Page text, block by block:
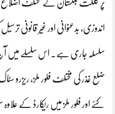
پر گلگت بلتستان کے مختلف اضلاع
اندوزی، بدعنوانی اور غیر قانونی
سلسلہ جاری ہے۔ اس سلسلے میں آج
ضلع غذر کی مختلف فلور ملز،
کئے اور فلور ملز میں ریکارڈ کے